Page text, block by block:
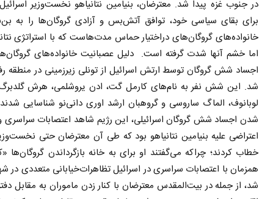
در جنوب غزه پیدا شد. معترضان، بنیامین نتانیاهو نخست‌وزیر
برای بقای سیاسی خود، توافق آتش‌بس و آزادی گروگان‌ها را به
خانواده‌های گروگان‌های در‌اختیار حماس مدت‌هاست که با استراتژی
اما خشم آنها شدت گرفته است. دلیل عصبانیت خانواده‌های
اجساد شش گروگان توسط ارتش اسرائیل از تونلی زیرزمینی در منطقه
شد. این شش نفر به نام‌های کارمل گت، ادن یروشلمی، هرش گلدبرگ
لوبانوف، الماگ ساروسی و گروهبان ارشد اوری دانی‌نو شناسایی
شدن اجساد شش گروگان اسرائیلی، این رژیم شاهد اعتصابات سراسری
اعتراضی علیه بنیامین نتانیاهو بود که طی آن معترضان حتی
خطاب کردند؛ چراکه می‌گفتند او برای به خانه بازگرداندن
همزمان با اعتصابات سراسری در اسرائیل تظاهرات‌خیابانی متعددی در
شد، از جمله در بیت‌المقدس معترضان با کنار زدن ماموران به مقابل
حقیقت
کل روابط عمومی
ادامه جنگ برای آمریکا یعنی
شکست مفتضحانه
دکتر محمد باقر خرمشاد - استاد دانشگاه